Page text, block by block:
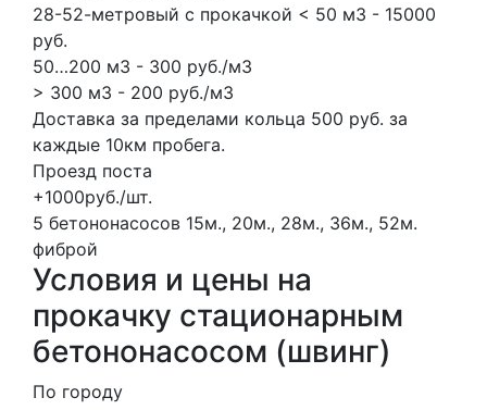
28-52-метровый с прокачкой < 50 м3 - 15000
руб.
50…200 м3 - 300 руб./м3
> 300 м3 - 200 руб./м3
Доставка за пределами кольца 500 руб. за
каждые 10км пробега.
Проезд поста
+1000руб./шт.
5 бетононасосов 15м., 20м., 28м., 36м., 52м.
фиброй
Условия и цены на
прокачку стационарным
бетононасосом (швинг)
По городу